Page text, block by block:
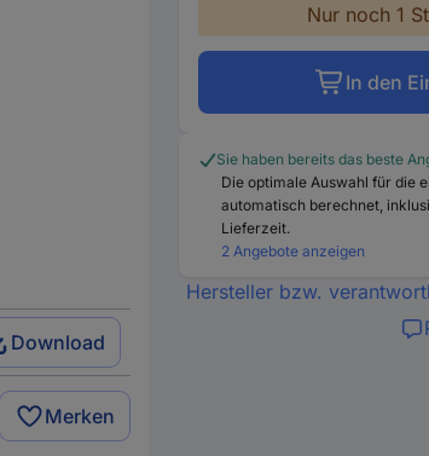
Download
Merken
Nur noch 1
In den
Sie haben bereits das beste
Die optimale Auswahl für die
automatisch berechnet,
Lieferzeit.
2 Angebote anzeigen
Hersteller bzw.